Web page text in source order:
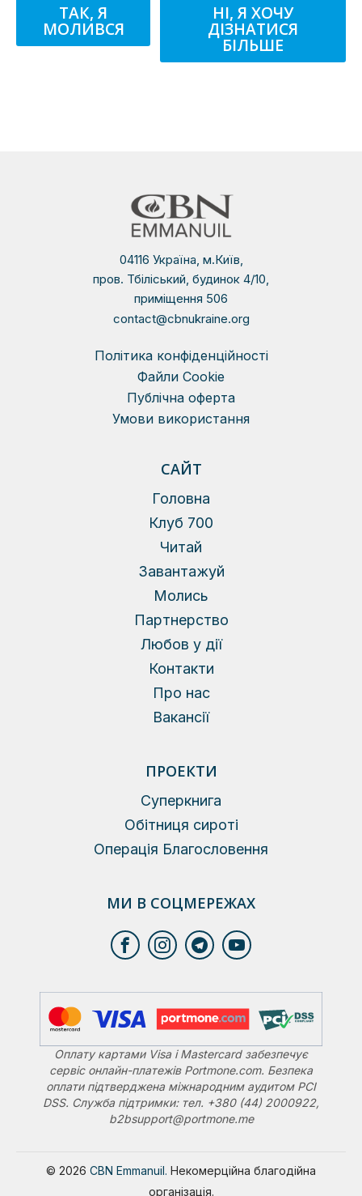
ТАК, Я
МОЛИВСЯ
НІ, Я ХОЧУ
ДІЗНАТИСЯ
БІЛЬШЕ
04116 Україна, м.Київ,
пров. Тбіліський, будинок 4/10,
приміщення 506
contact@cbnukraine.org
Політика конфіденційності
Файли Сookie
Публічна оферта
Умови використання
САЙТ
Головна
Клуб 700
Читай
Завантажуй
Молись
Партнерство
Любов у дії
Контакти
Про нас
Вакансії
ПРОЕКТИ
Суперкнига
Обітниця сироті
Операція Благословення
МИ В СОЦМЕРЕЖАХ
Оплату картами Visa і Mastercard забезпечує
сервіс онлайн-платежів Portmone.com. Безпека
оплати підтверджена міжнародним аудитом PCI
DSS. Служба підтримки: тел. +380 (44) 2000922,
b2bsupport@portmone.me
© 2026 CBN Emmanuil. Некомерційна благодійна
організація.